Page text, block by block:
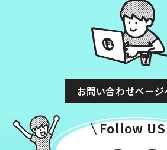
お問い合わせページ
Follow